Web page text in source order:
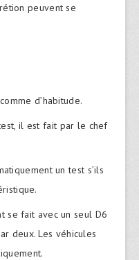
peuvent se
d’habitude.
il est fait par le chef
un test s’ils
se fait avec un seul D6
deux. Les véhicules